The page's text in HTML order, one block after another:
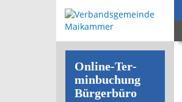
On­line-Ter­
min­bu­chung
Bür­ger­bü­ro